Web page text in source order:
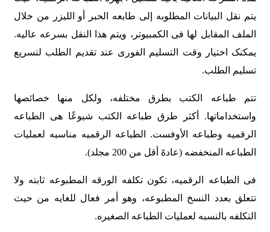
یتم نقل البیانات المطلوبه إلى طابعه الحبر أو اللیزر من خلال
الملف المقابل لها فی الکمبیوتر، ویتم هذا النقل بسرعه عالیه.
یمکنک اختیار وقت التسلیم الفوری عند تقدیم الطلب لتسریع
تسلیم الطلب.
تتم طباعه الکتب بطرق مختلفه، ولکل منها خصائصها
واستخداماتها. أکثر طرق طباعه الکتب شیوعًا هی الطباعه
الرقمیه وطباعه الأوفست. الطباعه الرقمیه مناسبه لعملیات
الطباعه المنخفضه (عادهً أقل من 200 مجلد).
فی الطباعه الرقمیه، تکون تکلفه الورقه المطبوعه ثابته ولا
تتعلق بعدد النسخ المطبوعه، وهو أمر فعال للغایه من حیث
التکلفه بالنسبه لعملیات الطباعه الصغیره.